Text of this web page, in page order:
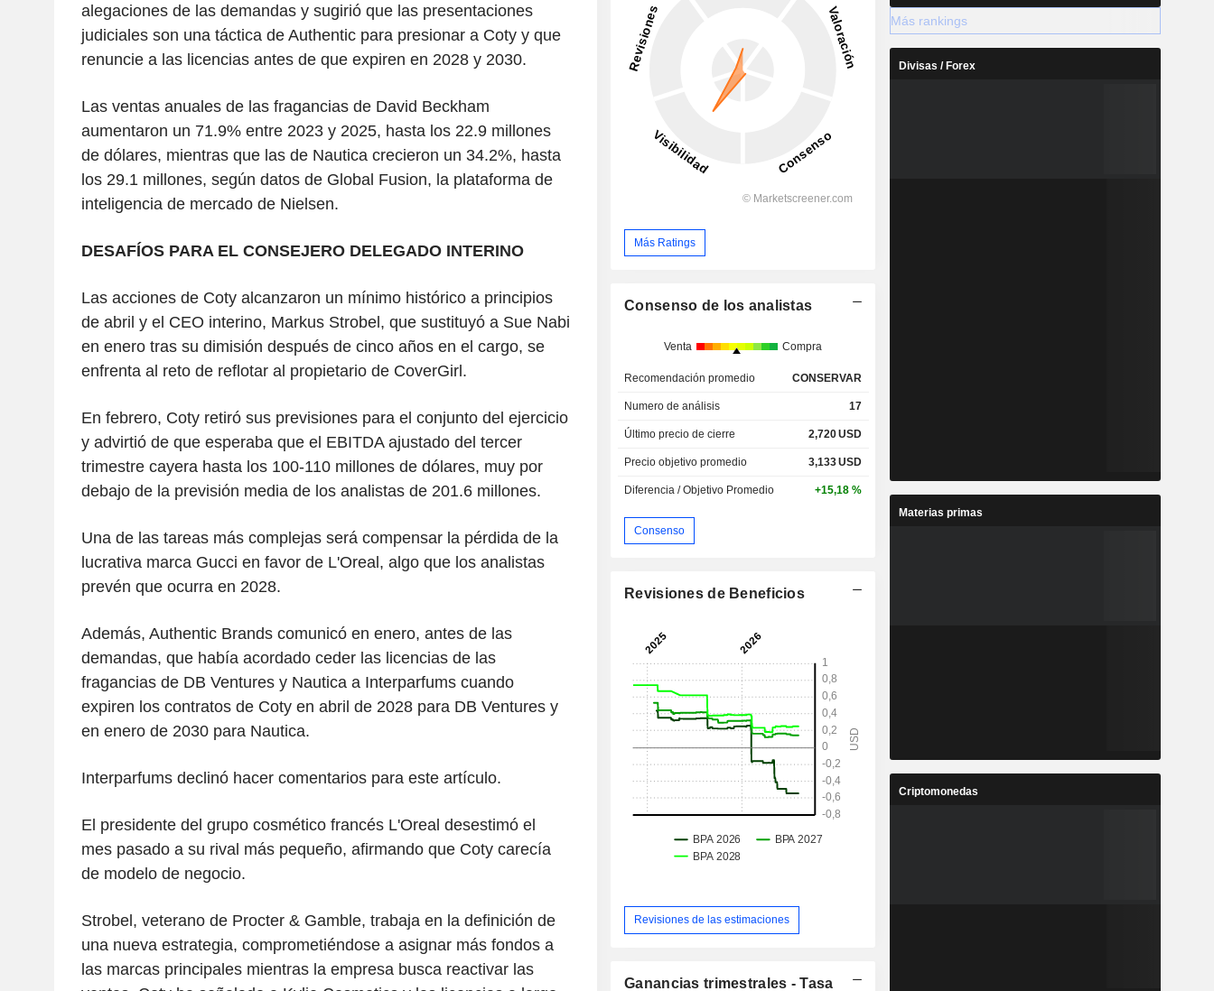
alegaciones de las demandas y sugirió que las presentaciones
judiciales son una táctica de Authentic para presionar a Coty y que
renuncie a las licencias antes de que expiren en 2028 y 2030.
Las ventas anuales de las fragancias de David Beckham
aumentaron un 71.9% entre 2023 y 2025, hasta los 22.9 millones
de dólares, mientras que las de Nautica crecieron un 34.2%, hasta
los 29.1 millones, según datos de Global Fusion, la plataforma de
inteligencia de mercado de Nielsen.
DESAFÍOS PARA EL CONSEJERO DELEGADO INTERINO
Las acciones de Coty alcanzaron un mínimo histórico a principios
de abril y el CEO interino, Markus Strobel, que sustituyó a Sue Nabi
en enero tras su dimisión después de cinco años en el cargo, se
enfrenta al reto de reflotar al propietario de CoverGirl.
En febrero, Coty retiró sus previsiones para el conjunto del ejercicio
y advirtió de que esperaba que el EBITDA ajustado del tercer
trimestre cayera hasta los 100-110 millones de dólares, muy por
debajo de la previsión media de los analistas de 201.6 millones.
Una de las tareas más complejas será compensar la pérdida de la
lucrativa marca Gucci en favor de L'Oreal, algo que los analistas
prevén que ocurra en 2028.
Además, Authentic Brands comunicó en enero, antes de las
demandas, que había acordado ceder las licencias de las
fragancias de DB Ventures y Nautica a Interparfums cuando
expiren los contratos de Coty en abril de 2028 para DB Ventures y
en enero de 2030 para Nautica.
Interparfums declinó hacer comentarios para este artículo.
El presidente del grupo cosmético francés L'Oreal desestimó el
mes pasado a su rival más pequeño, afirmando que Coty carecía
de modelo de negocio.
Strobel, veterano de Procter & Gamble, trabaja en la definición de
una nueva estrategia, comprometiéndose a asignar más fondos a
las marcas principales mientras la empresa busca reactivar las
Más Ratings
Consenso de los analistas
Venta Compra
Recomendación promedio CONSERVAR
Numero de análisis 17
Último precio de cierre 2,720USD
Precio objetivo promedio 3,133USD
Diferencia / Objetivo Promedio +15,18 %
Consenso
Revisiones de Beneficios
Revisiones de las estimaciones
Ganancias trimestrales - Tasa
Más rankings
Divisas / Forex
Materias primas
Criptomonedas